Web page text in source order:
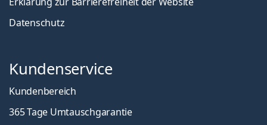
Datenschutz
Kundenservice
Kundenbereich
365 Tage Umtauschgarantie